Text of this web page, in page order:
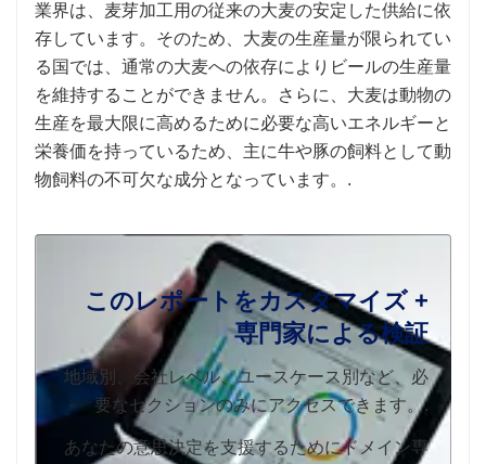
業界は、麦芽加工用の従来の大麦の安定した供給に依
存しています。そのため、大麦の生産量が限られてい
る国では、通常の大麦への依存によりビールの生産量
を維持することができません。さらに、大麦は動物の
生産を最大限に高めるために必要な高いエネルギーと
栄養価を持っているため、主に牛や豚の飼料として動
物飼料の不可欠な成分となっています。.
このレポートをカスタマイズ +
専門家による検証
地域別、会社レベル、ユースケース別など、必
要なセクションのみにアクセスできます。.
あなたの意思決定を支援するためにドメイン専